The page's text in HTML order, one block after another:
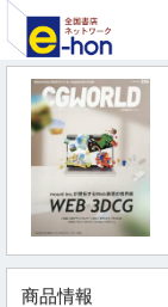
商品情報